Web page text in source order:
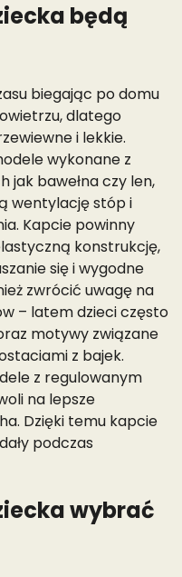
będą
biegając po domu
dlatego
i lekkie.
wykonane z
jak bawełna czy len,
wentylację stóp i
Kapcie powinny
konstrukcję,
się i wygodne
zwrócić uwagę na
– latem dzieci często
motywy związane
z bajek.
z regulowanym
na lepsze
Dzięki temu kapcie
podczas
wybrać